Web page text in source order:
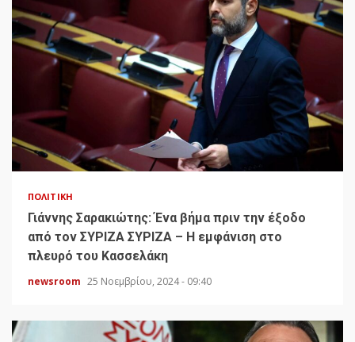
ΠΟΛΙΤΙΚΉ
Γιάννης Σαρακιώτης: Ένα βήμα πριν την έξοδο
από τον ΣΥΡΙΖΑ ΣΥΡΙΖΑ – Η εμφάνιση στο
πλευρό του Κασσελάκη
newsroom 25 Νοεμβρίου, 2024 - 09:40